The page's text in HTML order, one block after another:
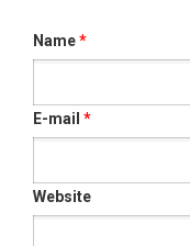
Name*
E-mail *
Website